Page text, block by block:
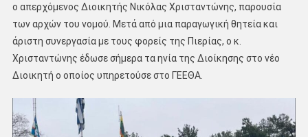
ο απερχόμενος Διοικητής Νικόλας Χρισταντώνης, παρουσία
των αρχών του νομού. Μετά από μια παραγωγική θητεία και
άριστη συνεργασία με τους φορείς της Πιερίας, ο κ.
Χρισταντώνης έδωσε σήμερα τα ηνία της Διοίκησης στο νέο
Διοικητή ο οποίος υπηρετούσε στο ΓΕΕΘΑ.